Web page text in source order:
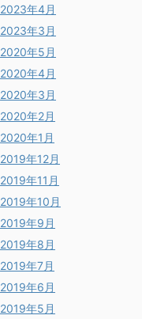
2023年4月
2023年3月
2020年5月
2020年4月
2020年3月
2020年2月
2020年1月
2019年12月
2019年11月
2019年10月
2019年9月
2019年8月
2019年7月
2019年6月
2019年5月